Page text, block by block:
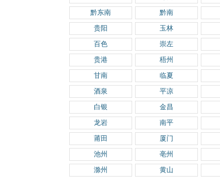
黔东南 黔南
贵阳 玉林
百色 崇左
贵港 梧州
甘南 临夏
酒泉 平凉
白银 金昌
龙岩 南平
莆田 厦门
池州 亳州
滁州 黄山